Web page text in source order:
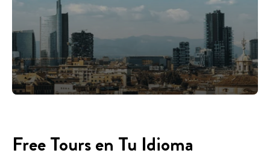
Free Tours en Tu Idioma